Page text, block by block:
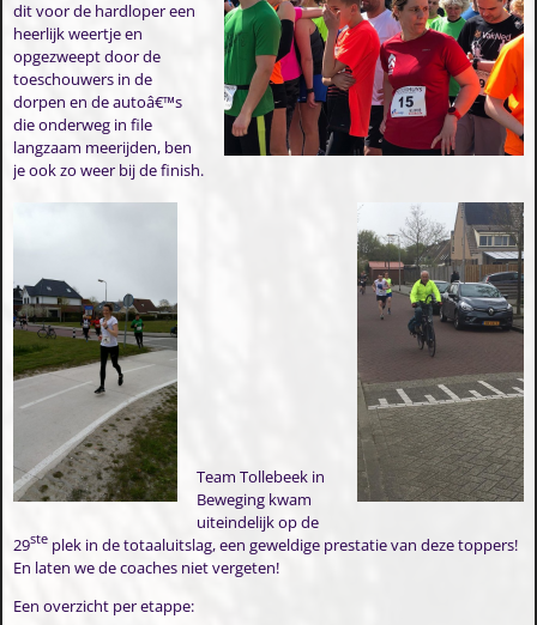
dit voor de hardloper een
heerlijk weertje en
opgezweept door de
toeschouwers in de
dorpen en de autoâ€™s
die onderweg in file
langzaam meerijden, ben
je ook zo weer bij de finish.
Team Tollebeek in
Beweging kwam
uiteindelijk op de
29steplek in de totaaluitslag, een geweldige prestatie van deze toppers!
En laten we de coaches niet vergeten!
Een overzicht per etappe: